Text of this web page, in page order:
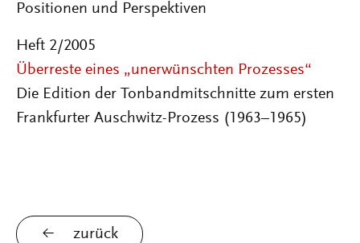
Positionen und Perspektiven
Heft 2/2005
Überreste eines „unerwünschten Prozesses“
Die Edition der Tonbandmitschnitte zum ersten
Frankfurter Auschwitz-Prozess (1963–1965)
zurück